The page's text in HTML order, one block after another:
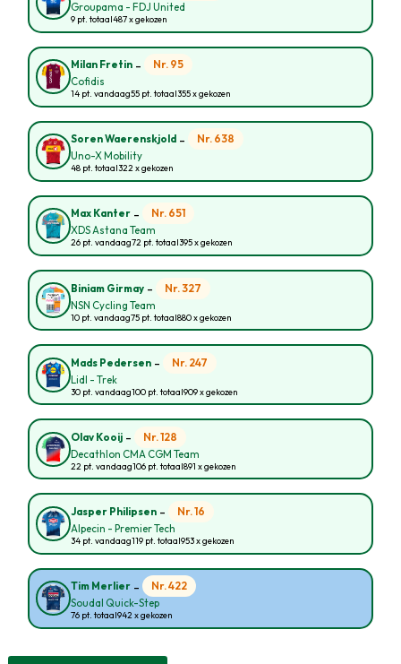
Groupama - FDJ United
9 pt. totaal487 x gekozen
Milan Fretin - Nr. 95
Cofidis
14 pt. vandaag55 pt. totaal355 x gekozen
Soren Waerenskjold - Nr. 638
Uno-X Mobility
48 pt. totaal322 x gekozen
Max Kanter - Nr. 651
XDS Astana Team
26 pt. vandaag72 pt. totaal395 x gekozen
Biniam Girmay - Nr. 327
NSN Cycling Team
10 pt. vandaag75 pt. totaal880 x gekozen
Mads Pedersen - Nr. 247
Lidl - Trek
30 pt. vandaag100 pt. totaal909 x gekozen
Olav Kooij - Nr. 128
Decathlon CMA CGM Team
22 pt. vandaag106 pt. totaal891 x gekozen
Jasper Philipsen - Nr. 16
Alpecin - Premier Tech
34 pt. vandaag119 pt. totaal953 x gekozen
Tim Merlier - Nr. 422
Soudal Quick-Step
76 pt. totaal942 x gekozen